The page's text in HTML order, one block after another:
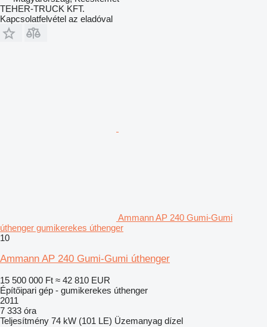
TEHER-TRUCK KFT.
Kapcsolatfelvétel az eladóval
Ammann AP 240 Gumi-Gumi
úthenger gumikerekes úthenger
10
Ammann AP 240 Gumi-Gumi úthenger
15 500 000 Ft ≈ 42 810 EUR
Építőipari gép - gumikerekes úthenger
2011
7 333 óra
Teljesítmény 74 kW (101 LE) Üzemanyag dízel